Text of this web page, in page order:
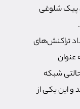
پیک شلوغی
تراکنش‌های
عنوان
شبکه
و این یکی از